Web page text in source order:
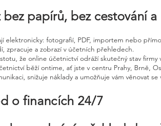
papírů, bez cestování a
elektronicky: fotografií, PDF, importem nebo
zpracuje a zobrazí v účetních přehledech.
že online účetnictví odráží skutečný stav firmy
běží ontime, ať jste v centru Prahy, Brně,
snižuje náklady a umožňuje vám věnovat
o financích 24/7